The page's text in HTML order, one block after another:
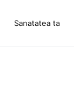
Sanatatea ta